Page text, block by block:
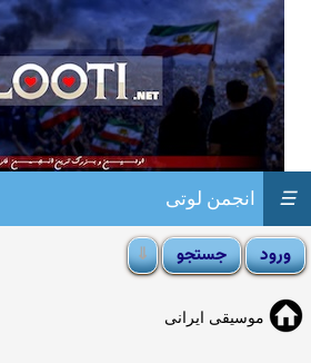
انجمن لوتی ☰
موسیقی ایرانی